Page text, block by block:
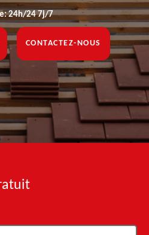
24h/24 7j/7
CONTACTEZ-NOUS